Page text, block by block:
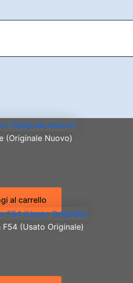
(Originale Nuovo)
al carrello
(Usato Originale)